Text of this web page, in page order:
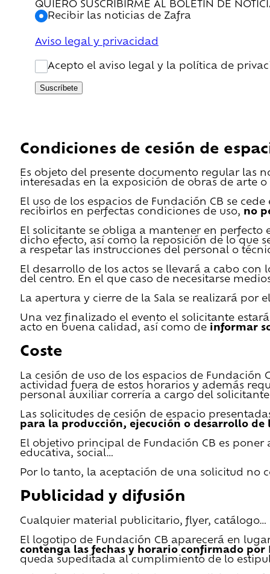
QUIERO SUSCRIBIRME AL BOLETÍN DE
Recibir las noticias de Zafra
Aviso legal y privacidad
Acepto el aviso legal y la política de
Suscríbete
Condiciones de cesión de
Es objeto del presente documento regular las
interesadas en la exposición de obras de arte
El uso de los espacios de Fundación CB se
recibirlos en perfectas condiciones de uso, no
El solicitante se obliga a mantener en perfecto
dicho efecto, así como la reposición de lo que
a respetar las instrucciones del personal o
El desarrollo de los actos se llevará a cabo
del centro. En el que caso de necesitarse
La apertura y cierre de la Sala se realizará por
Una vez finalizado el evento el solicitante
acto en buena calidad, así como de informar
Coste
La cesión de uso de los espacios de
actividad fuera de estos horarios y además
personal auxiliar correría a cargo del
Las solicitudes de cesión de espacio
para la producción, ejecución o desarrollo de
El objetivo principal de Fundación CB es
educativa, social…
Por lo tanto, la aceptación de una solicitud no
Publicidad y difusión
Cualquier material publicitario, flyer, catálogo…
El logotipo de Fundación CB aparecerá en
contenga las fechas y horario confirmado por
queda supeditada al cumplimiento de lo